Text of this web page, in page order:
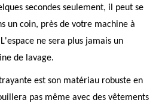
secondes seulement, il peut se
un coin, près de votre machine à
ne sera plus jamais un
de lavage.
est son matériau robuste en
pas même avec des vêtements